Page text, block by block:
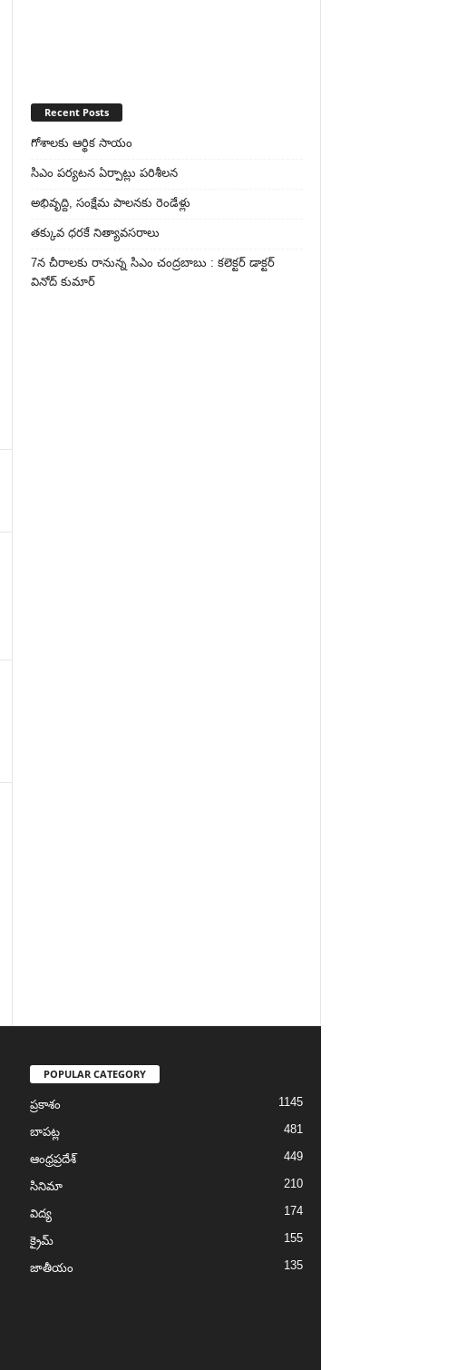
Recent Posts
గోశాలకు ఆర్థిక సాయం
సిఎం పర్యటన ఏర్పాట్లు పరిశీలన
అభివృద్ది, సంక్షేమ పాలనకు రెండేళ్లు
తక్కువ ధరకే నిత్యావసరాలు
7న చీరాలకు రానున్న సిఎం చంద్రబాబు : కలెక్టర్ డాక్టర్
వినోద్ కుమార్
POPULAR CATEGORY
ప్రకాశం 1145
బాపట్ల 481
ఆంధ్రప్రదేశ్ 449
సినిమా 210
విద్య 174
క్రైమ్ 155
జాతీయం 135